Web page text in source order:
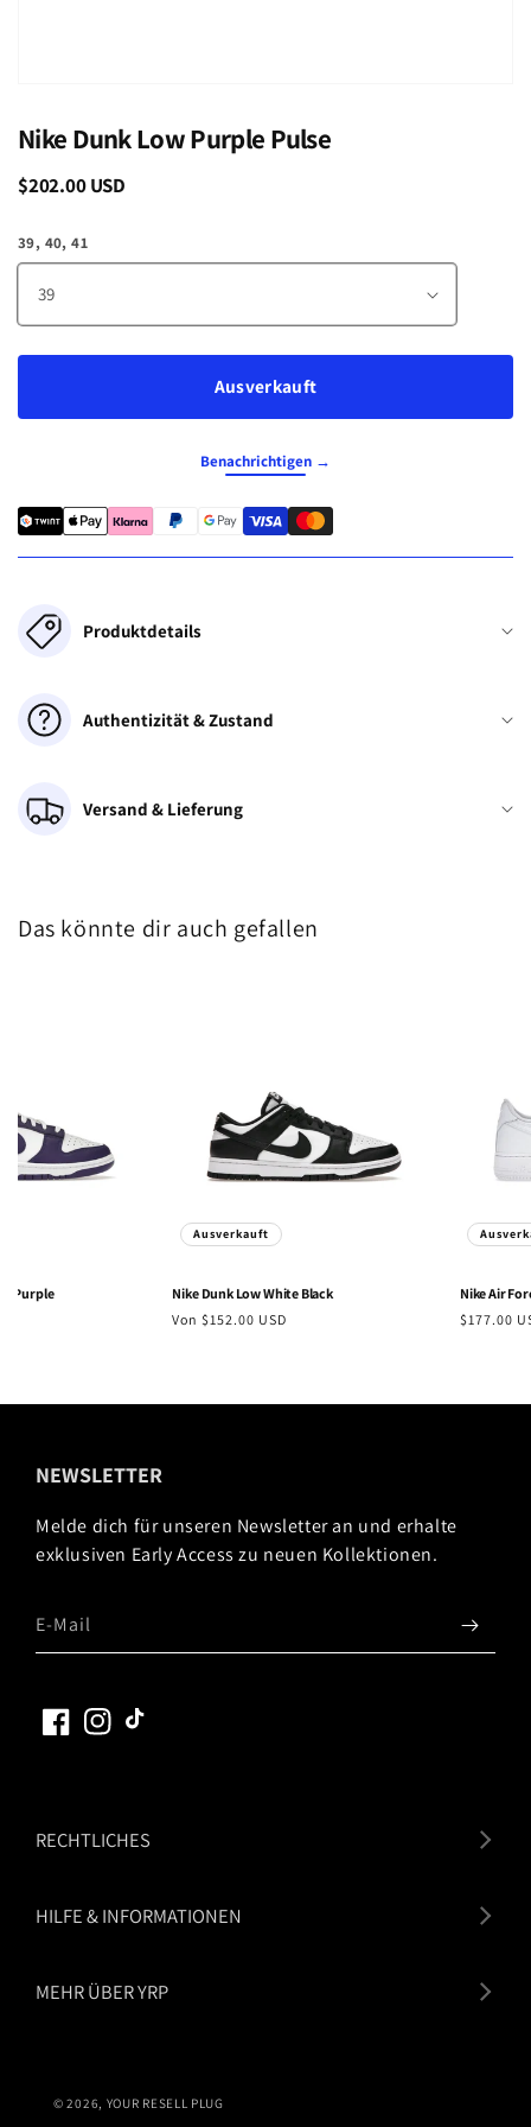
Nike Dunk Low Purple Pulse
Normaler
$202.00 USD
39, 40, 41
Ausverkauft
Benachrichtigen →
Produktdetails
Authentizität & Zustand
Versand & Lieferung
Das könnte dir auch gefallen
Purple NikeDunk Low White Black
Normaler
Von $152.00 USD
Ausverkauft
NikeAir
Normaler
$177.00
RECHTLICHES
HILFE & INFORMATIONEN
MEHR ÜBER YRP
NEWSLETTER
Melde dich für unseren Newsletter an und erhalte
exklusiven Early Access zu neuen Kollektionen.
E-Mail
FacebookInstagram
TikTok
© 2026, YOUR RESELL PLUG